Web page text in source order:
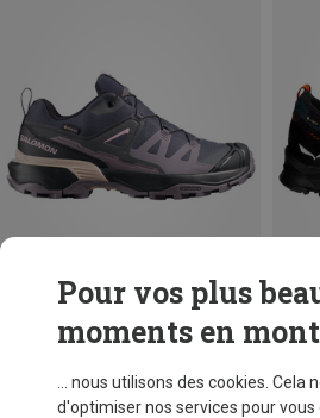
Vous économisez 32% Vous
Pour vos plus
moments en
... nous utilisons des cookies. Cela
d'optimiser nos services pour